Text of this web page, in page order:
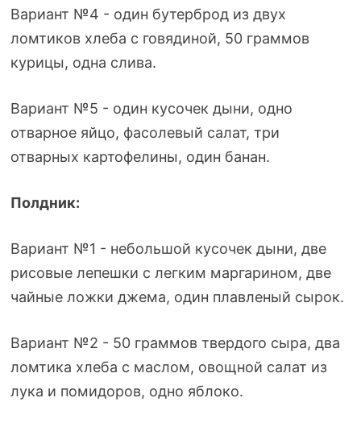
Вариант №4 - один бутерброд из двух
ломтиков хлеба с говядиной, 50 граммов
курицы, одна слива.
Вариант №5 - один кусочек дыни, одно
отварное яйцо, фасолевый салат, три
отварных картофелины, один банан.
Полдник:
Вариант №1 - небольшой кусочек дыни, две
рисовые лепешки с легким маргарином, две
чайные ложки джема, один плавленый сырок.
Вариант №2 - 50 граммов твердого сыра, два
ломтика хлеба с маслом, овощной салат из
лука и помидоров, одно яблоко.